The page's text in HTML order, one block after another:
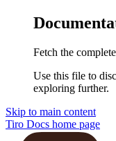
Fetch the
Use this file to
exploring further.
Skip to main content
Tiro Docs home page